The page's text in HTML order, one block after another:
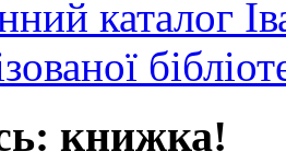
каталог
книжка!